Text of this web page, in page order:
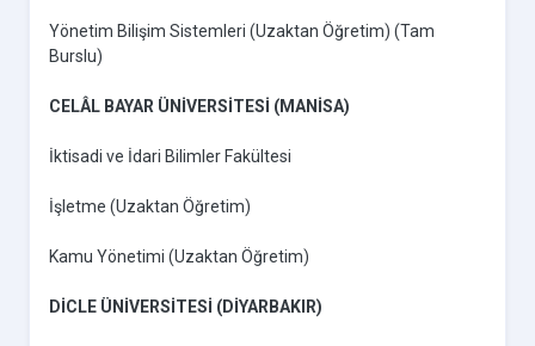
Yönetim Bilişim Sistemleri (Uzaktan Öğretim) (Tam
Burslu)
CELÂL BAYAR ÜNİVERSİTESİ (MANİSA)
İktisadi ve İdari Bilimler Fakültesi
İşletme (Uzaktan Öğretim)
Kamu Yönetimi (Uzaktan Öğretim)
DİCLE ÜNİVERSİTESİ (DİYARBAKIR)